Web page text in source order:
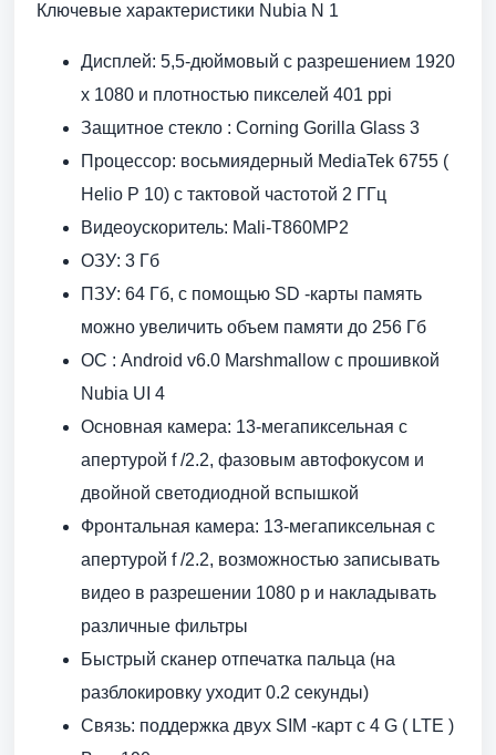
Ключевые характеристики Nubia N 1
Дисплей: 5,5-дюймовый с разрешением 1920
x 1080 и плотностью пикселей 401 ppi
Защитное стекло : Corning Gorilla Glass 3
Процессор: восьмиядерный MediaTek 6755 (
Helio P 10) с тактовой частотой 2 ГГц
Видеоускоритель: Mali-T860MP2
ОЗУ: 3 Гб
ПЗУ: 64 Гб, с помощью SD -карты память
можно увеличить объем памяти до 256 Гб
ОС : Android v6.0 Marshmallow с прошивкой
Nubia UI 4
Основная камера: 13-мегапиксельная с
апертурой f /2.2, фазовым автофокусом и
двойной светодиодной вспышкой
Фронтальная камера: 13-мегапиксельная с
апертурой f /2.2, возможностью записывать
видео в разрешении 1080 p и накладывать
различные фильтры
Быстрый сканер отпечатка пальца (на
разблокировку уходит 0.2 секунды)
Связь: поддержка двух SIM -карт с 4 G ( LTE )